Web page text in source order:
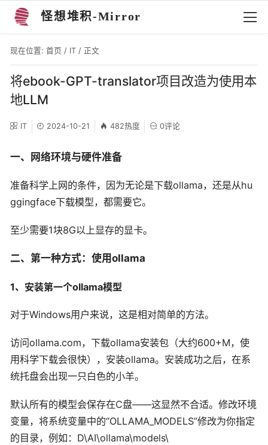
怪想堆积-Mirror
现在位置: 首页 / IT / 正文
将ebook-GPT-translator项目改造为使用本
地LLM
IT 2024-10-21 482热度 0评论
一、网络环境与硬件准备
准备科学上网的条件，因为无论是下载ollama，还是从hu
ggingface下载模型，都需要它。
至少需要1块8G以上显存的显卡。
二、第一种方式：使用ollama
1、安装第一个ollama模型
对于Windows用户来说，这是相对简单的方法。
访问ollama.com，下载ollama安装包（大约600+M，使
用科学下载会很快），安装ollama。安装成功之后，在系
统托盘会出现一只白色的小羊。
默认所有的模型会保存在C盘——这显然不合适。修改环境
变量，将系统变量中的“OLLAMA_MODELS”修改为你指定
的目录，例如：D\AI\ollama\models\